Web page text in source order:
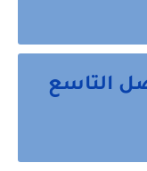
التاسع